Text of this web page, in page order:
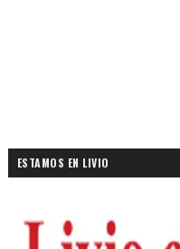
ESTAMOS EN LIVIO